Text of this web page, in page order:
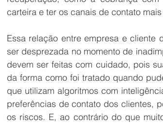
carteira e ter os canais de contato
Essa relação entre empresa e
ser desprezada no momento de
devem ser feitas com cuidado, pois
da forma como foi tratado quando
que utilizam algoritmos com
preferências de contato dos clientes,
os riscos. E, ao contrário do que